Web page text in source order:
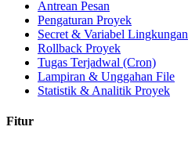
Antrean Pesan
Pengaturan Proyek
Secret & Variabel Lingkungan
Rollback Proyek
Tugas Terjadwal (Cron)
Lampiran & Unggahan File
Statistik & Analitik Proyek
Fitur